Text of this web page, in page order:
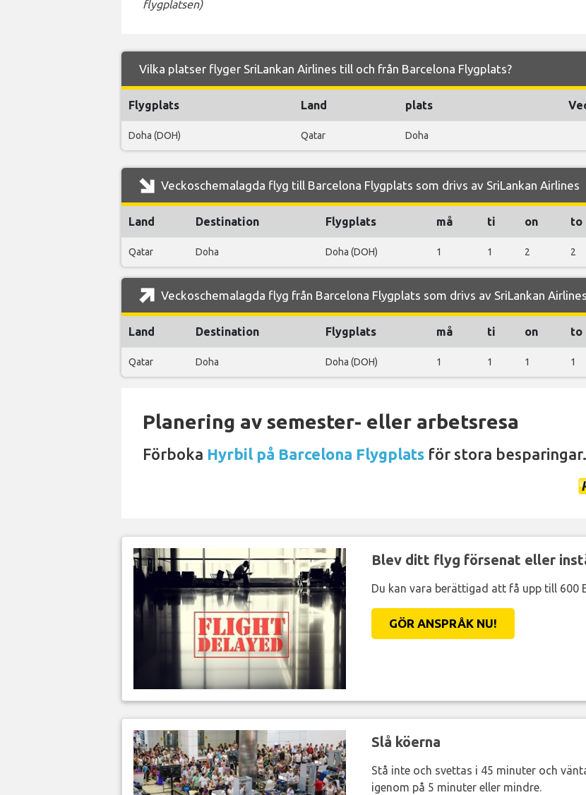
flygplatsen)
Vilka platser flyger SriLankan Airlines till och från Barcelona Flygplats?
Flygplats Land plats
Doha (DOH) Qatar Doha
Veckoschemalagda flyg till Barcelona Flygplats som drivs av SriLankan Airlines
Land Destination Flygplats må ti on to
Qatar Doha Doha (DOH) 1 1 2 2
Veckoschemalagda flyg från Barcelona Flygplats som drivs av SriLankan Airlines
Land Destination Flygplats må ti on to
Qatar Doha Doha (DOH) 1 1 1 1
Planering av semester- eller arbetsresa
Förboka Hyrbil på Barcelona Flygplats för stora besparingar.
Blev ditt flyg försenat eller
Du kan vara berättigad att få upp till 600
GÖR ANSPRÅK NU!
Slå köerna
Stå inte och svettas i 45 minuter och
igenom på 5 minuter eller mindre.